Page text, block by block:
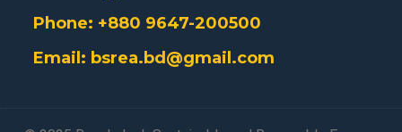
Phone: +880 9647-200500
Email: bsrea.bd@gmail.com